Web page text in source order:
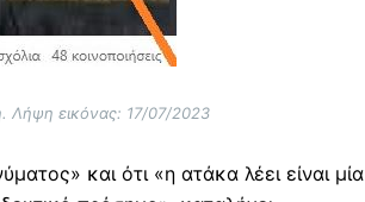
Λήψη εικόνας: 17/07/2023
και ότι «η ατάκα λέει είναι μία